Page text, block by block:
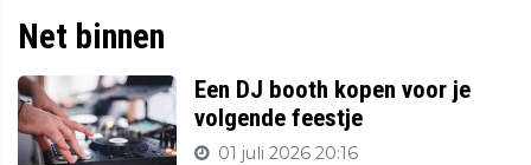
Net binnen
Een DJ booth kopen voor je
volgende feestje
01 juli 2026 20:16